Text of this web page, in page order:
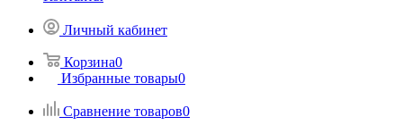
Личный кабинет
Корзина0
Избранные товары0
Сравнение товаров0